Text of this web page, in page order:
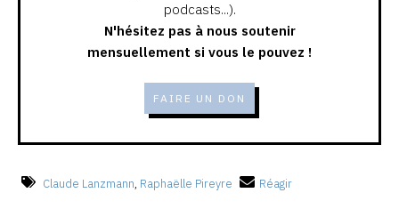
podcasts...).
N'hésitez pas à nous soutenir
mensuellement si vous le pouvez !
FAIRE UN DON
Claude Lanzmann, Raphaëlle Pireyre Réagir